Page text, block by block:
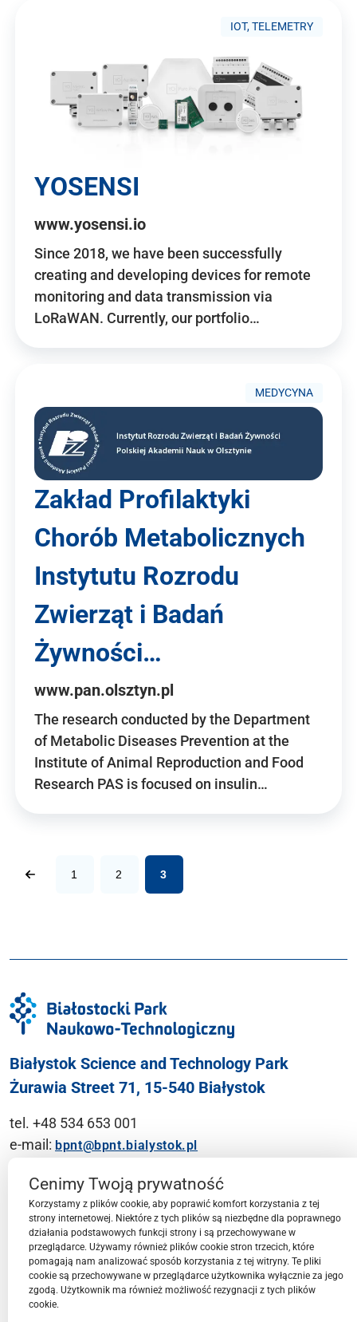
IOT, TELEMETRY
YOSENSI
www.yosensi.io
Since 2018, we have been successfully
creating and developing devices for remote
monitoring and data transmission via
LoRaWAN. Currently, our portfolio…
MEDYCYNA
Zakład Profilaktyki
Chorób Metabolicznych
Instytutu Rozrodu
Zwierząt i Badań
Żywności…
www.pan.olsztyn.pl
The research conducted by the Department
of Metabolic Diseases Prevention at the
Institute of Animal Reproduction and Food
Research PAS is focused on insulin…
1 2 3
Białystok Science and Technology Park
Żurawia Street 71, 15-540 Białystok
tel. +48 534 653 001
e-mail: bpnt@bpnt.bialystok.pl
Contact
BPN-T Area
BPN-T Offer
Cenimy Twoją prywatność
Korzystamy z plików cookie, aby poprawić komfort korzystania z tej
strony internetowej. Niektóre z tych plików są niezbędne dla poprawnego
działania podstawowych funkcji strony i są przechowywane w
przeglądarce. Używamy również plików cookie stron trzecich, które
pomagają nam analizować sposób korzystania z tej witryny. Te pliki
cookie są przechowywane w przeglądarce użytkownika wyłącznie za jego
zgodą. Użytkownik ma również możliwość rezygnacji z tych plików
cookie.